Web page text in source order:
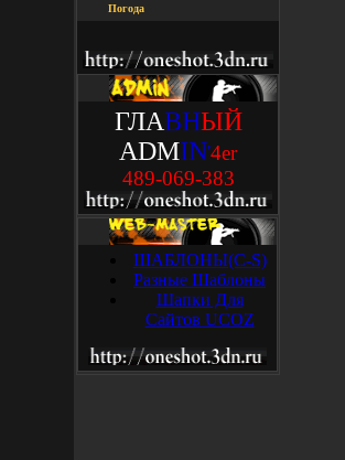
Погода
ГЛАВНЫЙ
ADMIN'4er
489-069-383
ШАБЛОНЫ(C-S)
Разные Шаблоны
Шапки Для
Сайтов UCOZ